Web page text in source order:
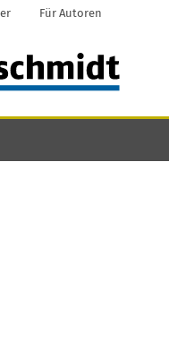
Für Autoren